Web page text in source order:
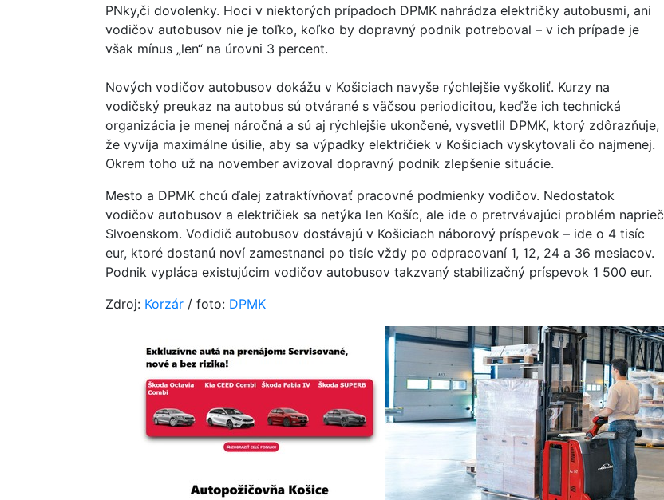
PNky,či dovolenky. Hoci v niektorých prípadoch DPMK nahrádza električky autobusmi, ani
vodičov autobusov nie je toľko, koľko by dopravný podnik potreboval – v ich prípade je
však mínus „len“ na úrovni 3 percent.
Nových vodičov autobusov dokážu v Košiciach navyše rýchlejšie vyškoliť. Kurzy na
vodičský preukaz na autobus sú otvárané s väčsou periodicitou, keďže ich technická
organizácia je menej náročná a sú aj rýchlejšie ukončené, vysvetlil DPMK, ktorý zdôrazňuje,
že vyvíja maximálne úsilie, aby sa výpadky električiek v Košiciach vyskytovali čo najmenej.
Okrem toho už na november avizoval dopravný podnik zlepšenie situácie.
Mesto a DPMK chcú ďalej zatraktívňovať pracovné podmienky vodičov. Nedostatok
vodičov autobusov a električiek sa netýka len Košíc, ale ide o pretrvávajúci problém naprieč
Slvoenskom. Vodidič autobusov dostávajú v Košiciach náborový príspevok – ide o 4 tisíc
eur, ktoré dostanú noví zamestnanci po tisíc vždy po odpracovaní 1, 12, 24 a 36 mesiacov.
Podnik vypláca existujúcim vodičov autobusov takzvaný stabilizačný príspevok 1 500 eur.
Zdroj: Korzár / foto: DPMK